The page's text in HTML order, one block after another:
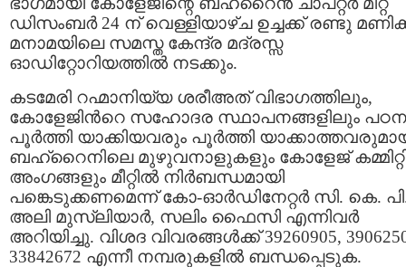
ഡിസംബര്‍ 24 ന് വെള്ളിയാഴ്ച ഉച്ചക്ക് രണ്ടു
മനാമയിലെ സമസ്ത കേന്ദ്ര മദ്രസ്സ
ഓഡിറ്റോറിയത്തില്‍ നടക്കും.
കടമേരി റഹ്മാനിയ്യ ശരീഅത് വിഭാഗത്തിലും,
കോളേജിന്‍റെ സഹോദര സ്ഥാപനങ്ങളിലും
പൂര്‍ത്തി യാക്കിയവരും പൂര്‍ത്തി
ബഹ്റൈനിലെ മുഴുവനാളുകളും കോളേജ്
അംഗങ്ങളും മീറ്റില്‍ നിര്‍ബന്ധമായി
പങ്കെടുക്കണമെന്ന് കോ-ഓര്‍ഡിനേറ്റര്‍ സി. കെ.
അലി മുസ്ലിയാര്‍, സലിം ഫൈസി എന്നിവര്‍
അറിയിച്ചു. വിശദ വിവരങ്ങള്‍ക്ക് 39260905,
33842672 എന്നീ നമ്പരുകളില്‍ ബന്ധപ്പെടുക.